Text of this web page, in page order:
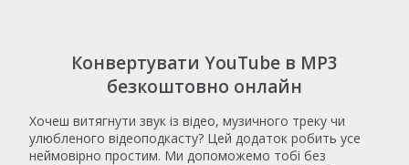
Конвертувати YouTube в MP3
безкоштовно онлайн
Хочеш витягнути звук із відео, музичного треку чи
улюбленого відеоподкасту? Цей додаток робить усе
неймовірно простим. Ми допоможемо тобі без